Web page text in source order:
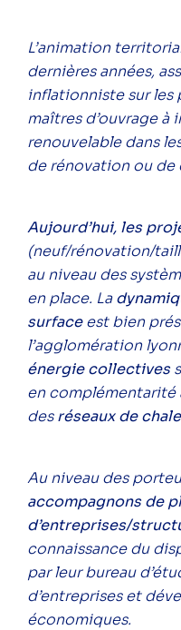
L’animation
dernières années,
inflationniste sur les
maîtres d’ouvrage à
renouvelable dans
de rénovation ou
Aujourd’hui, les
(neuf/rénovation/
au niveau des
en place. La
surfaceest bien
l’agglomération
énergie collectives
en complémentarité
desréseaux de
Au niveau des
accompagnons de
d’entreprises/
connaissance du
par leur bureau
d’entreprises et
économiques.